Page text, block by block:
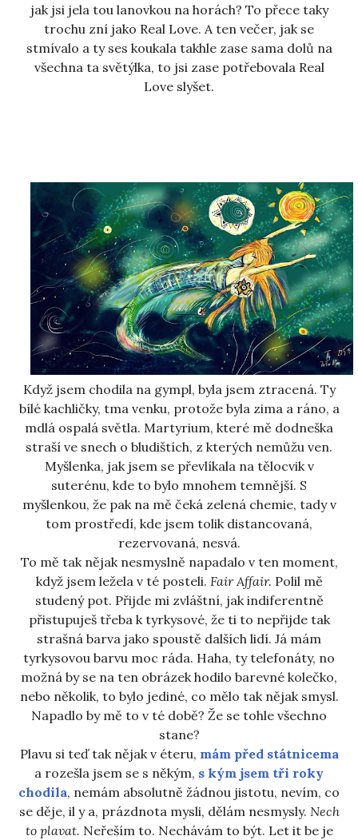
jak jsi jela tou lanovkou na horách? To přece taky
trochu zní jako Real Love. A ten večer, jak se
stmívalo a ty ses koukala takhle zase sama dolů na
všechna ta světýlka, to jsi zase potřebovala Real
Love slyšet.
Když jsem chodila na gympl, byla jsem ztracená. Ty
bílé kachličky, tma venku, protože byla zima a ráno, a
mdlá ospalá světla. Martyrium, které mě dodneška
straší ve snech o bludištích, z kterých nemůžu ven.
Myšlenka, jak jsem se převlíkala na tělocvik v
suterénu, kde to bylo mnohem temnější. S
myšlenkou, že pak na mě čeká zelená chemie, tady v
tom prostředí, kde jsem tolik distancovaná,
rezervovaná, nesvá.
To mě tak nějak nesmyslně napadalo v ten moment,
když jsem ležela v té posteli. Fair Affair. Polil mě
studený pot. Přijde mi zvláštní, jak indiferentně
přistupuješ třeba k tyrkysové, že ti to nepřijde tak
strašná barva jako spoustě dalších lidí. Já mám
tyrkysovou barvu moc ráda. Haha, ty telefonáty, no
možná by se na ten obrázek hodilo barevné kolečko,
nebo několik, to bylo jediné, co mělo tak nějak smysl.
Napadlo by mě to v té době? Že se tohle všechno
stane?
Plavu si teď tak nějak v éteru, mám před státnicema
a rozešla jsem se s někým, s kým jsem tři roky
chodila, nemám absolutně žádnou jistotu, nevím, co
se děje, il y a, prázdnota mysli, dělám nesmysly. Nech
to plavat. Neřeším to. Nechávám to být. Let it be je